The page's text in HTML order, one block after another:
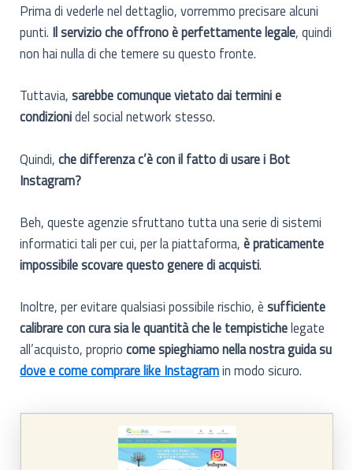
Prima di vederle nel dettaglio, vorremmo precisare alcuni
punti. Il servizio che offrono è perfettamente legale, quindi
non hai nulla di che temere su questo fronte.
Tuttavia,sarebbe comunque vietato dai termini e
condizionidel social network stesso.
Quindi,che differenza c’è con il fatto di usare i Bot
Instagram?
Beh, queste agenzie sfruttano tutta una serie di sistemi
informatici tali per cui, per la piattaforma,è praticamente
impossibile scovare questo genere di acquisti.
Inoltre, per evitare qualsiasi possibile rischio, èsufficiente
calibrare con cura sia le quantità che le tempistichelegate
all’acquisto, propriocome spieghiamo nella nostra guida su
dove e come comprare like Instagramin modo sicuro.